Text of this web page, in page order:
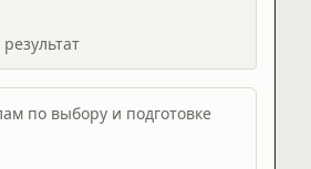
по выбору и подготовке